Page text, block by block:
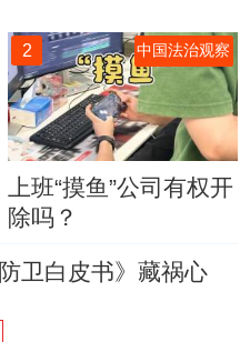
2 中国法治观察
上班“摸鱼”公司有权开
除吗？
卫白皮书》藏祸心